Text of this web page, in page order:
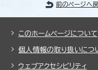
前のページへ
このホームページについて
個人情報の取り扱いにつ
ウェブアクセシビリティ